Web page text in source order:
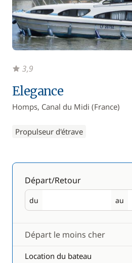
Elegance
Homps, Canal du Midi (France)
Propulseur d'étrave
3,9
Départ/Retour
du
Départ au
Retour
Départ le moins cher
Location du bateau